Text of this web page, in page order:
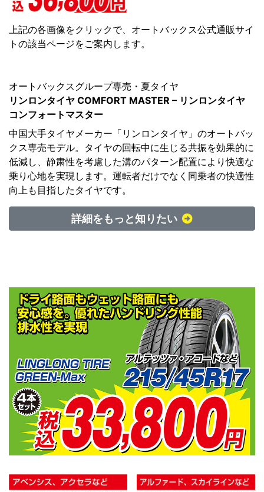
上記の各画像をクリックで、オートバックス公式通販サイ
トの該当ページをご案内します。
オートバックスグループ専売・夏タイヤ
リンロンタイヤ COMFORT MASTER – リンロンタイヤ
コンフォートマスター
中国大手タイヤメーカー「リンロンタイヤ」のオートバッ
クス専売モデル。タイヤの回転中に生じる共振を効果的に
低減し、静粛性を考慮した溝のパターン配置により快適な
乗り心地を実現します。運転者だけでなく同乗者の快適性
向上も目指したタイヤです。
詳細をもっと知りたい